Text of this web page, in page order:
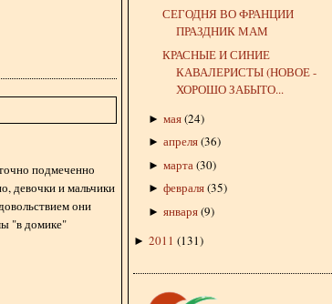
подмеченно
девочки и мальчики
они
"в домике"
СЕГОДНЯ ВО ФРАНЦИИ
ПРАЗДНИК МАМ
КРАСНЫЕ И СИНИЕ
КАВАЛЕРИСТЫ (НОВОЕ -
ХОРОШО ЗАБЫТО...
► мая(24)
► апреля(36)
► марта(30)
► февраля(35)
► января(9)
► 2011 (131)